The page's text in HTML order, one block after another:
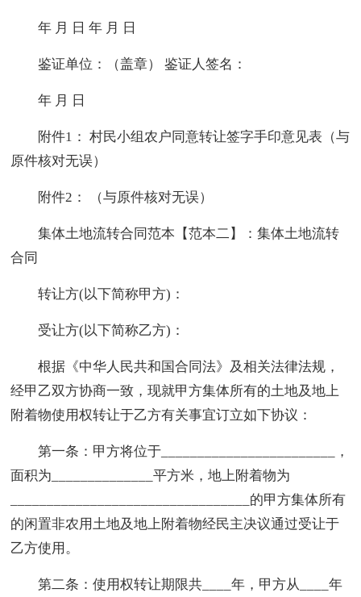
年 月 日 年 月 日
鉴证单位：（盖章） 鉴证人签名：
年 月 日
附件1： 村民小组农户同意转让签字手印意见表（与
原件核对无误）
附件2： （与原件核对无误）
集体土地流转合同范本【范本二】：集体土地流转
合同
转让方(以下简称甲方)：
受让方(以下简称乙方)：
根据《中华人民共和国合同法》及相关法律法规，
经甲乙双方协商一致，现就甲方集体所有的土地及地上
附着物使用权转让于乙方有关事宜订立如下协议：
第一条：甲方将位于________________________，
面积为______________平方米，地上附着物为
_________________________________的甲方集体所有
的闲置非农用土地及地上附着物经民主决议通过受让于
乙方使用。
第二条：使用权转让期限共____年，甲方从____年